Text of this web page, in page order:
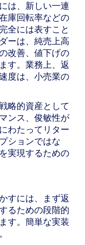
は、新しい一連
庫回転率などの
全には表すこと
ーは、純売上高
改善、値下げの
す。業務上、返
度は、小売業の
略的資産として
ンス、俊敏性が
わたってリター
ションではな
実現するための
すには、まず返
るための段階的
す。簡単な実装